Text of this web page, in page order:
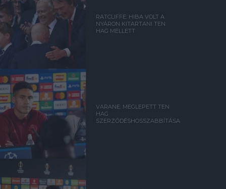
RATCLIFFE: HIBA VOLT A
NYÁRON KITARTANI TEN
HAG MELLETT
VARANE: MEGLEPETT TEN
HAG
SZERZŐDÉSHOSSZABBÍTÁSA